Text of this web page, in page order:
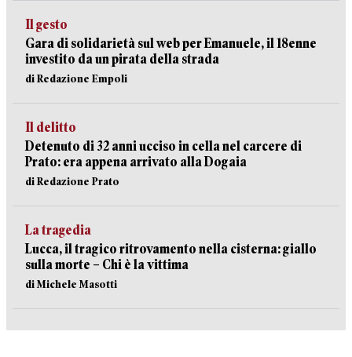
Il gesto
Gara di solidarietà sul web per Emanuele, il 18enne
investito da un pirata della strada
di Redazione Empoli
Il delitto
Detenuto di 32 anni ucciso in cella nel carcere di
Prato: era appena arrivato alla Dogaia
di Redazione Prato
La tragedia
Lucca, il tragico ritrovamento nella cisterna: giallo
sulla morte – Chi è la vittima
di Michele Masotti